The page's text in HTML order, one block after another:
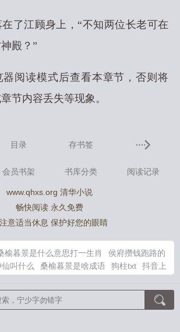
了江顾身上，“不知两位长老可在
殿？”
器阅读模式后查看本章节，否则将
节内容丢失等现象。
目录 存书签
会员书架 书库分类 阅读记录
www.qhxs.org 清华小说
畅快阅读 永久免费
意适当休息 保护好您的眼睛
榆暮景是什么意思打一生肖
侯府攒钱跑路的
叫什么 桑榆暮景是啥成语 狗柱txt
抖音上
抖音男模有前途吗怎么样
千金被无情赶出豪
出豪门她下乡了
穿成炮灰后我成了黑月光